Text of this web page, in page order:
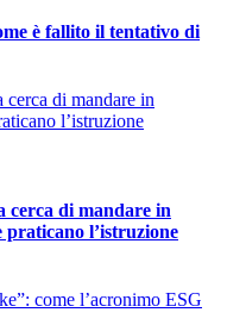
è fallito il tentativo di
cerca di mandare in
l’istruzione